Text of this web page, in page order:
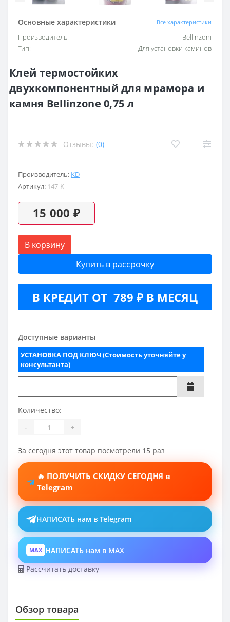
Основные характеристики Все характеристики
Производитель:
Bellinzoni
Тип:
Для установки каминов
Клей термостойких
двухкомпонентный для мрамора и
камня Bellinzone 0,75 л
Отзывы: (0)
Производитель: KD
Артикул: 147-K
15 000 ₽
В корзину
Купить в рассрочку
В КРЕДИТ ОТ 789 ₽ В МЕСЯЦ
Доступные варианты
УСТАНОВКА ПОД КЛЮЧ (Стоимость уточняйте у
консультанта)
Количество:
- +
За сегодня этот товар посмотрели 15 раз
🔥 ПОЛУЧИТЬ СКИДКУ СЕГОДНЯ в
Telegram
НАПИСАТЬ нам в Telegram
MAX НАПИСАТЬ нам в MAX
Рассчитать доставку
Обзор товара